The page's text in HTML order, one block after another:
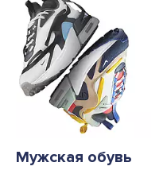
Мужская обувь